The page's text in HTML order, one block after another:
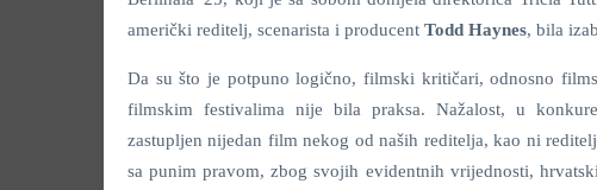
američki reditelj, scenarista i producent Todd Haynes, bila
Da su što je potpuno logično, filmski kritičari, odnosno
filmskim festivalima nije bila praksa. Nažalost, u
zastupljen nijedan film nekog od naših reditelja, kao ni
sa punim pravom, zbog svojih evidentnih vrijednosti,